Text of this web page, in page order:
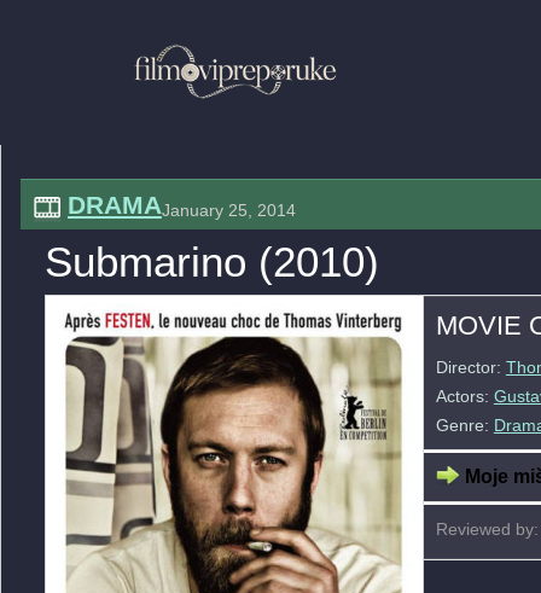
DRAMAJanuary 25, 2014
Submarino (2010)
MOVIE
Director:
Actors:
Genre:
Moje
Reviewed